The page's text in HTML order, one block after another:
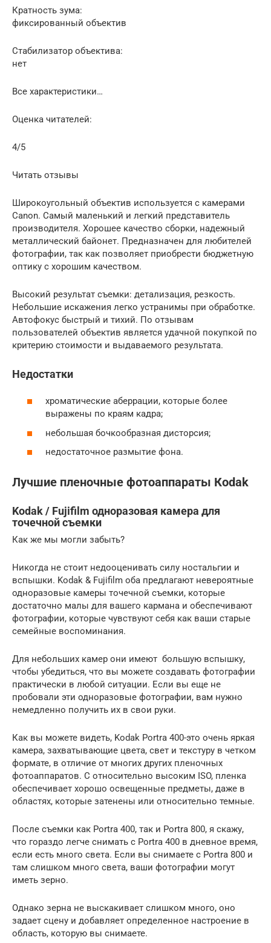
Кратность зума:
фиксированный объектив
Стабилизатор объектива:
нет
Все характеристики…
Оценка читателей:
4/5
Читать отзывы
Широкоугольный объектив используется с камерами
Canon. Самый маленький и легкий представитель
производителя. Хорошее качество сборки, надежный
металлический байонет. Предназначен для любителей
фотографии, так как позволяет приобрести бюджетную
оптику с хорошим качеством.
Высокий результат съемки: детализация, резкость.
Небольшие искажения легко устранимы при обработке.
Автофокус быстрый и тихий. По отзывам
пользователей объектив является удачной покупкой по
критерию стоимости и выдаваемого результата.
Недостатки
хроматические аберрации, которые более
выражены по краям кадра;
небольшая бочкообразная дисторсия;
недостаточное размытие фона.
Лучшие пленочные фотоаппараты Кodak
Kodak / Fujifilm одноразовая камера для
точечной съемки
Как же мы могли забыть?
Никогда не стоит недооценивать силу ностальгии и
вспышки. Kodak & Fujifilm оба предлагают невероятные
одноразовые камеры точечной съемки, которые
достаточно малы для вашего кармана и обеспечивают
фотографии, которые чувствуют себя как ваши старые
семейные воспоминания.
Для небольших камер они имеют большую вспышку,
чтобы убедиться, что вы можете создавать фотографии
практически в любой ситуации. Если вы еще не
пробовали эти одноразовые фотографии, вам нужно
немедленно получить их в свои руки.
Как вы можете видеть, Kodak Portra 400-это очень яркая
камера, захватывающие цвета, свет и текстуру в четком
формате, в отличие от многих других пленочных
фотоаппаратов. С относительно высоким ISO, пленка
обеспечивает хорошо освещенные предметы, даже в
областях, которые затенены или относительно темные.
После съемки как Portra 400, так и Portra 800, я скажу,
что гораздо легче снимать с Portra 400 в дневное время,
если есть много света. Если вы снимаете с Portra 800 и
там слишком много света, ваши фотографии могут
иметь зерно.
Однако зерна не выскакивает слишком много, оно
задает сцену и добавляет определенное настроение в
область, которую вы снимаете.